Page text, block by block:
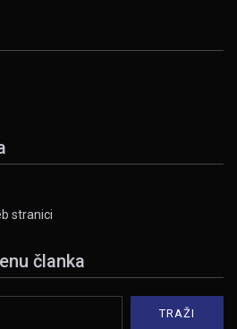
stranici
članka